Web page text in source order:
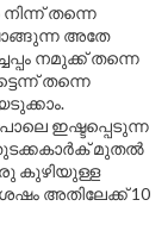
നിന്ന് തന്നെ
അതേ
നമുക്ക് തന്നെ
തന്നെ
ഇഷ്ടപ്പെടുന്ന
മുതൽ
കുഴിയുള്ള
അതിലേക്ക് 10